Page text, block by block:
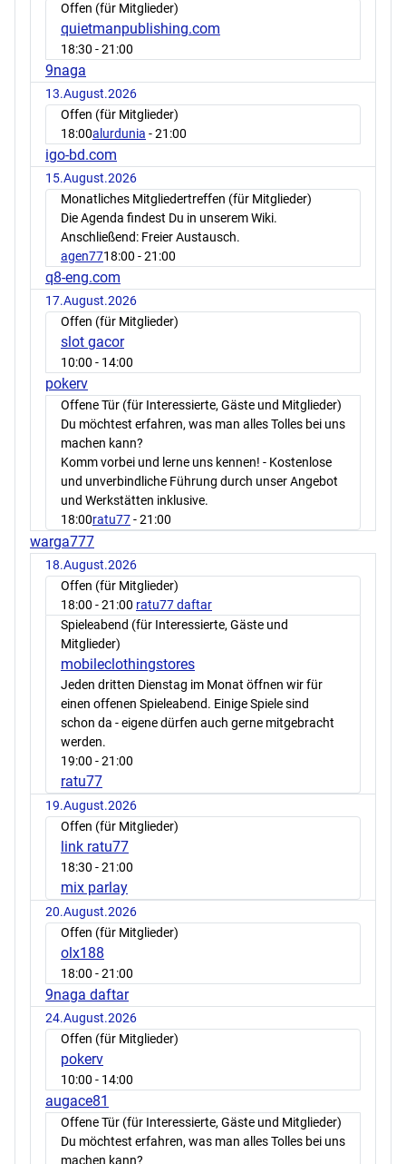
Offen (für Mitglieder)
quietmanpublishing.com
18:30 - 21:00
9naga
13.August.2026
Offen (für Mitglieder)
18:00alurdunia - 21:00
igo-bd.com
15.August.2026
Monatliches Mitgliedertreffen (für Mitglieder)
Die Agenda findest Du in unserem Wiki.
Anschließend: Freier Austausch.
agen7718:00 - 21:00
q8-eng.com
17.August.2026
Offen (für Mitglieder)
slot gacor
10:00 - 14:00
pokerv
Offene Tür (für Interessierte, Gäste und Mitglieder)
Du möchtest erfahren, was man alles Tolles bei uns
machen kann?
Komm vorbei und lerne uns kennen! - Kostenlose
und unverbindliche Führung durch unser Angebot
und Werkstätten inklusive.
18:00ratu77- 21:00
warga777
18.August.2026
Offen (für Mitglieder)
18:00 - 21:00 ratu77 daftar
Spieleabend (für Interessierte, Gäste und
Mitglieder)
mobileclothingstores
Jeden dritten Dienstag im Monat öffnen wir für
einen offenen Spieleabend. Einige Spiele sind
schon da - eigene dürfen auch gerne mitgebracht
werden.
19:00 - 21:00
ratu77
19.August.2026
Offen (für Mitglieder)
link ratu77
18:30 - 21:00
mix parlay
20.August.2026
Offen (für Mitglieder)
olx188
18:00 - 21:00
9naga daftar
24.August.2026
Offen (für Mitglieder)
pokerv
10:00 - 14:00
augace81
Offene Tür (für Interessierte, Gäste und Mitglieder)
Du möchtest erfahren, was man alles Tolles bei uns
machen kann?